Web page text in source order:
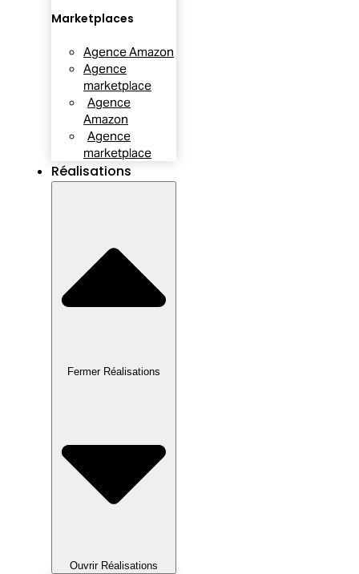
Marketplaces
Agence Amazon
Agence
marketplace
Agence
Amazon
Agence
marketplace
Réalisations
Fermer Réalisations
Ouvrir Réalisations